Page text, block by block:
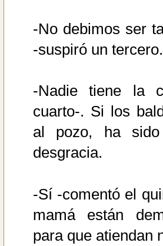
-No debimos ser
-suspiró un tercero.
-Nadie tiene la
cuarto-. Si los
al pozo, ha sido
desgracia.
-Sí -comentó el
mamá están
para que atiendan